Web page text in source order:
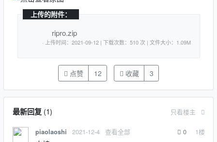
上传的附件：
ripro.zip
· 上传时间：2021-09-12 | 下载次数：510 次 | 文件大小：1.09M
点赞 12 收藏 3
最新回复(1) 只看楼主
piaolaoshi 2021-12-4 查看全部 0 1楼